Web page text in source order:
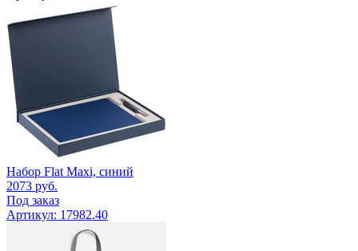
Набор Flat Maxi, синий
2073 руб.
Под заказ
Артикул: 17982.40